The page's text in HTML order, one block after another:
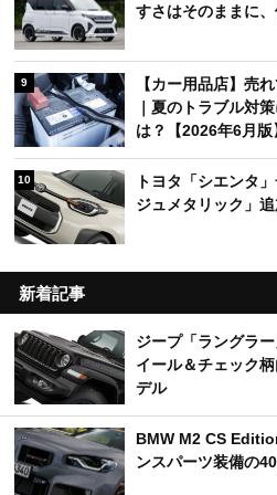
すさはそのままに
9
【カー用品店】売
｜夏のトラブル対
は？【2026年6月版
10
トヨタ「シエンタ
ジュメタリック」
新着記事
ジープ「ラングラ
イール＆チェック
デル
BMW M2 CS
ンスパーツ装備の